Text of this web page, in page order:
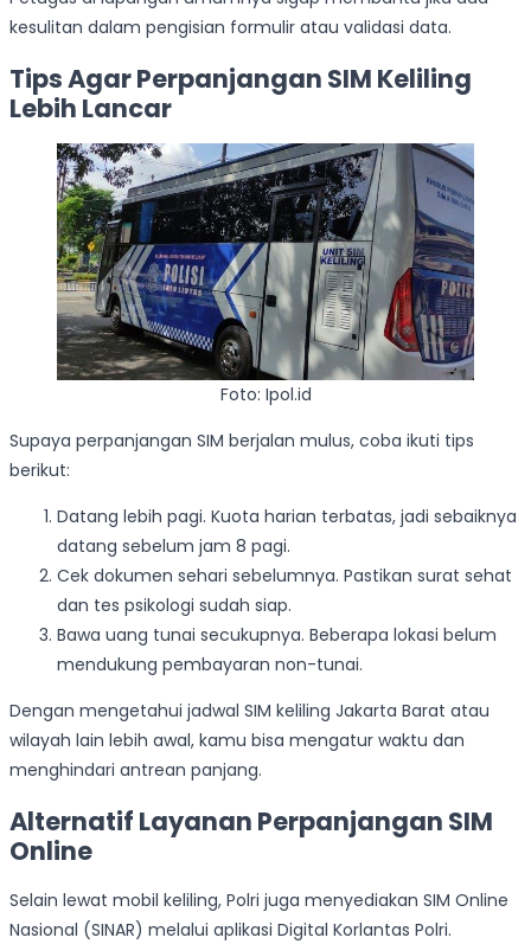
kesulitan dalam pengisian formulir atau validasi data.
Tips Agar Perpanjangan SIM Keliling
Lebih Lancar
Foto: Ipol.id
Supaya perpanjangan SIM berjalan mulus, coba ikuti tips
berikut:
Datang lebih pagi. Kuota harian terbatas, jadi sebaiknya
datang sebelum jam 8 pagi.
Cek dokumen sehari sebelumnya. Pastikan surat sehat
dan tes psikologi sudah siap.
Bawa uang tunai secukupnya. Beberapa lokasi belum
mendukung pembayaran non-tunai.
Dengan mengetahui jadwal SIM keliling Jakarta Barat atau
wilayah lain lebih awal, kamu bisa mengatur waktu dan
menghindari antrean panjang.
Alternatif Layanan Perpanjangan SIM
Online
Selain lewat mobil keliling, Polri juga menyediakan SIM Online
Nasional (SINAR) melalui aplikasi Digital Korlantas Polri.